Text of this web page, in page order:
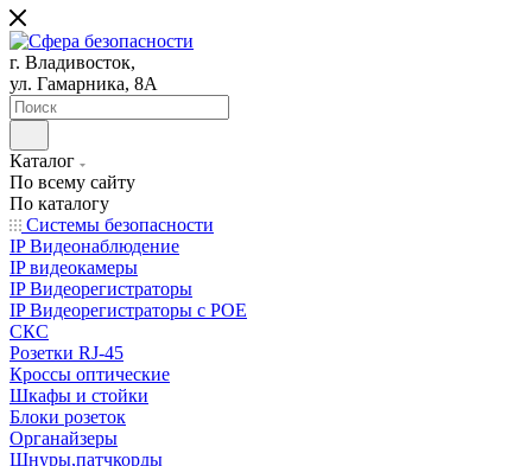
г. Владивосток,
ул. Гамарника, 8А
Каталог
По всему сайту
По каталогу
Системы безопасности
IP Видеонаблюдение
IP видеокамеры
IP Видеорегистраторы
IP Видеорегистраторы с POE
СКС
Розетки RJ-45
Кроссы оптические
Шкафы и стойки
Блоки розеток
Органайзеры
Шнуры,патчкорды